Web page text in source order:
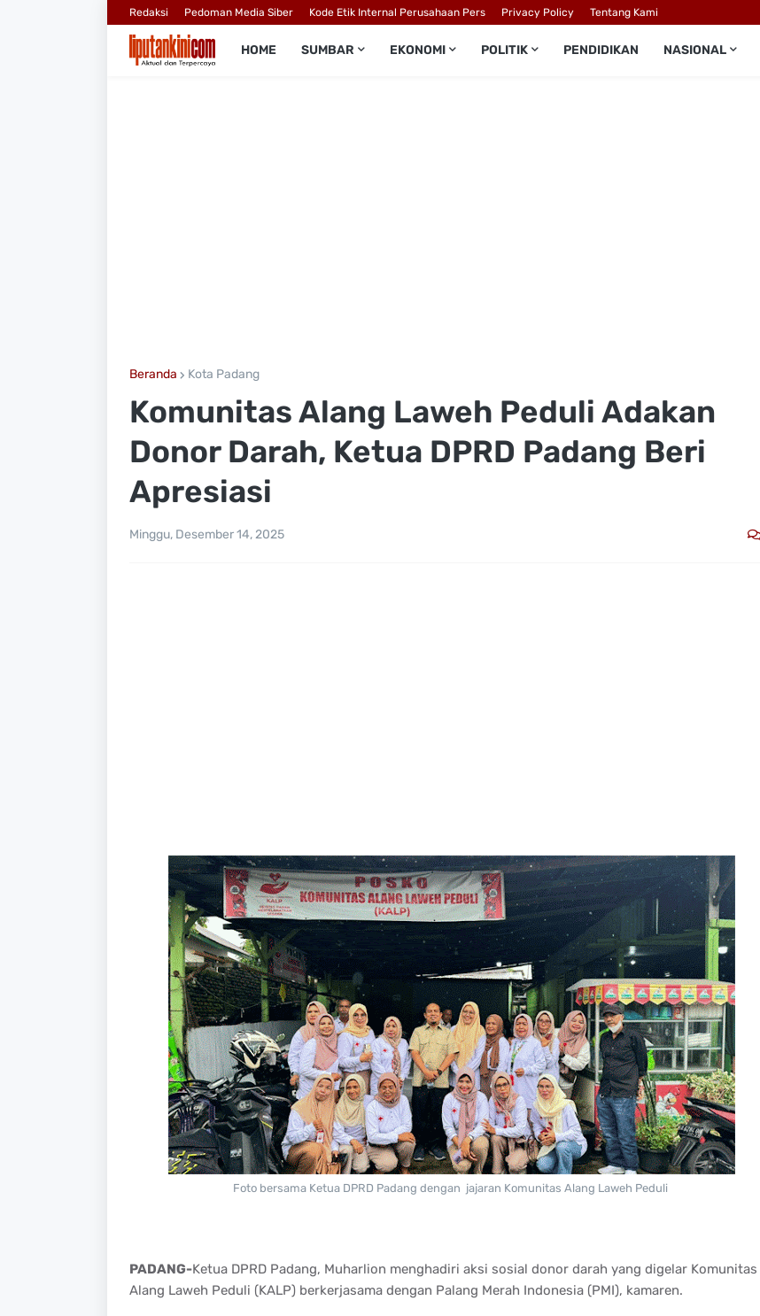
Redaksi Pedoman Media Siber Kode Etik Internal Perusahaan Pers Privacy Policy Tentang Kami
HOME SUMBAR EKONOMI POLITIK PENDIDIKAN NASIONAL
Beranda Kota Padang
Komunitas Alang Laweh Peduli Adakan
Donor Darah, Ketua DPRD Padang Beri
Apresiasi
Minggu, Desember 14, 2025
Foto bersama Ketua DPRD Padang dengan jajaran Komunitas Alang Laweh Peduli
PADANG-Ketua DPRD Padang, Muharlion menghadiri aksi sosial donor darah yang digelar Komunitas
Alang Laweh Peduli (KALP) berkerjasama dengan Palang Merah Indonesia (PMI), kamaren.